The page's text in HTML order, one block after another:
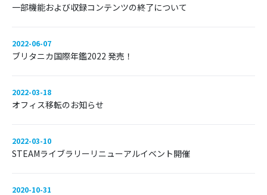
一部機能および収録コンテンツの終了について
2022-06-07
ブリタニカ国際年鑑2022 発売！
2022-03-18
オフィス移転のお知らせ
2022-03-10
STEAMライブラリーリニューアルイベント開催
2020-10-31